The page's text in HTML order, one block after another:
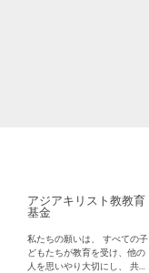
アジアキリスト教教育
基金
私たちの願いは、 すべての子
どもたちが教育を受け、他の
人を思いやり大切にし、 共に